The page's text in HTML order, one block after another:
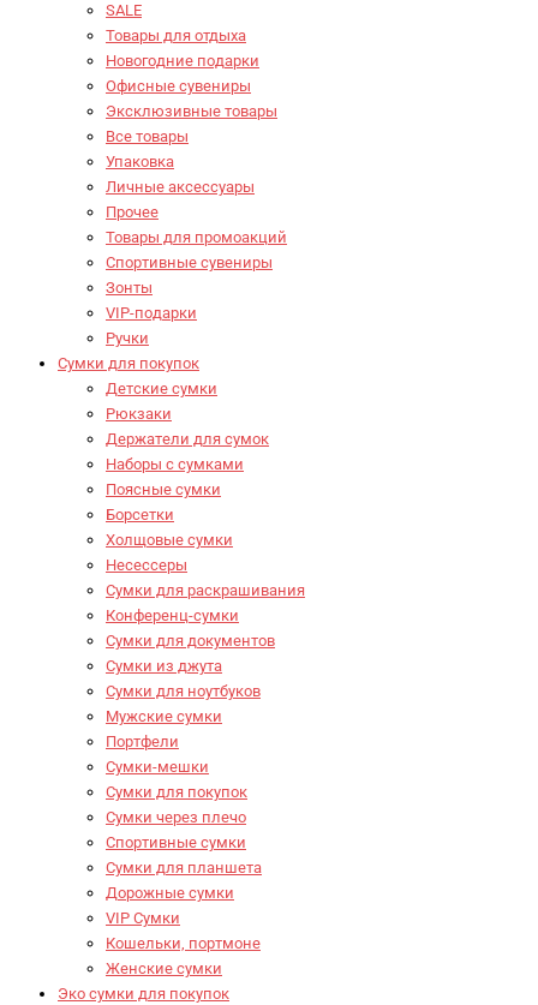
SALE
Товары для отдыха
Новогодние подарки
Офисные сувениры
Эксклюзивные товары
Все товары
Упаковка
Личные аксессуары
Прочее
Товары для промоакций
Спортивные сувениры
Зонты
VIP-подарки
Ручки
Сумки для покупок
Детские сумки
Рюкзаки
Держатели для сумок
Наборы с сумками
Поясные сумки
Борсетки
Холщовые сумки
Несессеры
Сумки для раскрашивания
Конференц-сумки
Сумки для документов
Сумки из джута
Сумки для ноутбуков
Мужские сумки
Портфели
Сумки-мешки
Сумки для покупок
Сумки через плечо
Спортивные сумки
Сумки для планшета
Дорожные сумки
VIP Сумки
Кошельки, портмоне
Женские сумки
Эко сумки для покупок